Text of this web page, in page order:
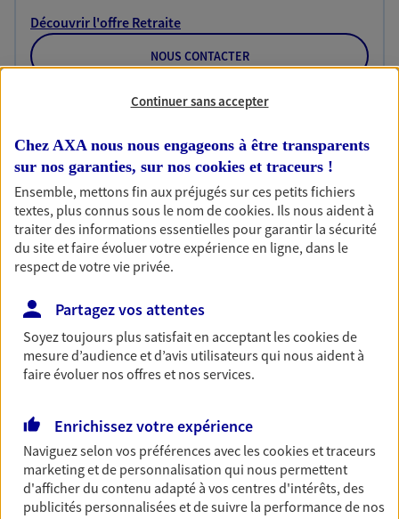
Découvrir l'offre Retraite
NOUS CONTACTER
Gagnez en simplicité et en sérénité avec votre
assurance multirisque entreprise. Un contrat
unique pour protéger vos locaux, matériels pro,
équipements et stocks… sans oublier votre
responsabilité civile.
Découvrir l'offre Multirisque Entreprise
Multirisque Professionnelle
sinistre. Ce contrat inclut notamment une
protection juridique ainsi qu'une garantie
responsabilité civile professionnelle.
Découvrir l'offre Multirisque Professionnelle
Continuer sans accepter
Chez AXA nous nous engageons à être transparents
sur nos garanties, sur nos cookies et traceurs !
Ensemble, mettons fin aux préjugés sur ces petits fichiers
textes, plus connus sous le nom decookies. Ils nous aident à
traiter des informations essentielles pour garantir la sécurité
du site et faire évoluer votre expérience en ligne, dans le
respect de votre vie privée.
Partagez vos attentes
Soyez toujours plus satisfait en acceptant lescookiesde
mesure d’audience et d’avis utilisateurs qui nous aident à
faire évoluer nos offres et nos services.
Enrichissez votre expérience
Naviguez selon vos préférences avec lescookies et traceurs
marketing et de personnalisation qui nous permettent
d'afficher du contenu adapté à vos centres d'intérêts, des
publicités personnalisées et de suivre la performance de nos